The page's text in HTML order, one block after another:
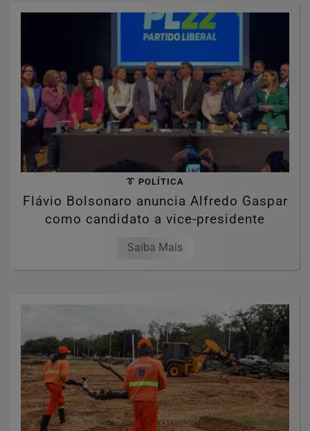
👔 POLÍTICA
Flávio Bolsonaro anuncia Alfredo Gaspar
como candidato a vice-presidente
Saiba Mais